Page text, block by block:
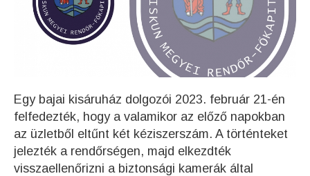
Egy bajai kisáruház dolgozói 2023. február 21-én
felfedezték, hogy a valamikor az előző napokban
az üzletből eltűnt két kéziszerszám. A történteket
jelezték a rendőrségen, majd elkezdték
visszaellenőrizni a biztonsági kamerák által